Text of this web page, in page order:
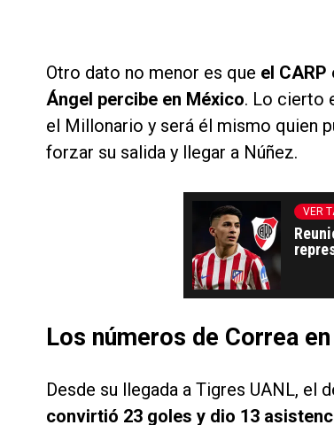
Otro dato no menor es que el
Ángel percibe en México. Lo cierto
el Millonario y será él mismo quien
forzar su salida y llegar a Núñez.
VER
Los números de Correa
Desde su llegada a Tigres UANL, el
convirtió 23 goles y dio 13